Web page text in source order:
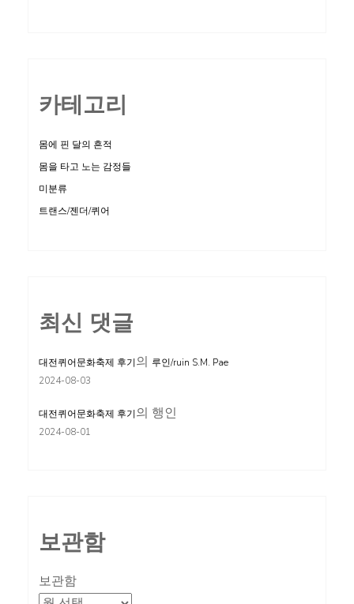
카테고리
몸에 핀 달의 흔적
몸을 타고 노는 감정들
미분류
트랜스/젠더/퀴어
최신 댓글
대전퀴어문화축제 후기의 루인/ruin S.M. Pae
2024-08-03
대전퀴어문화축제 후기의 행인
2024-08-01
보관함
보관함